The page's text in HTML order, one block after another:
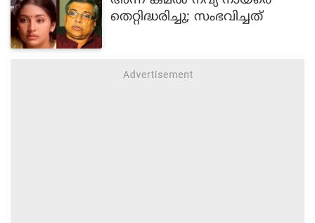
തെറ്റിദ്ധരിച്ചു; സംഭവിച്ചത്